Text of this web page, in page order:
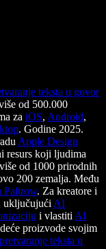
teksta u govor
od 500.000
za iOS, Android,
. Godine 2025.
Apple Design
resurs koji ljudima
od 1000 prirodnih
200 zemalja. Među
Paltrow. Za kreatore i
uključujući AI
i vlastiti AI
proizvode svojim
teksta u